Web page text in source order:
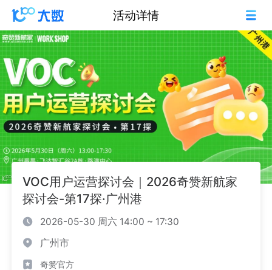
活动详情
VOC用户运营探讨会｜2026奇赞新航家
探讨会-第17探·广州港
2026-05-30 周六 14:00 ~ 17:30
广州市
奇赞官方